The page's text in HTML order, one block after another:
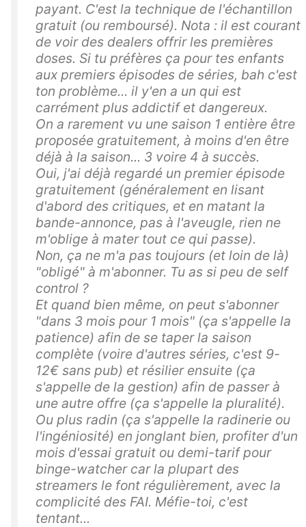
payant. C'est la technique de l'échantillon
gratuit (ou remboursé). Nota : il est courant
de voir des dealers offrir les premières
doses. Si tu préfères ça pour tes enfants
aux premiers épisodes de séries, bah c'est
ton problème... il y'en a un qui est
carrément plus addictif et dangereux.
On a rarement vu une saison 1 entière être
proposée gratuitement, à moins d'en être
déjà à la saison... 3 voire 4 à succès.
Oui, j'ai déjà regardé un premier épisode
gratuitement (généralement en lisant
d'abord des critiques, et en matant la
bande-annonce, pas à l'aveugle, rien ne
m'oblige à mater tout ce qui passe).
Non, ça ne m'a pas toujours (et loin de là)
"obligé" à m'abonner. Tu as si peu de self
control ?
Et quand bien même, on peut s'abonner
"dans 3 mois pour 1 mois" (ça s'appelle la
patience) afin de se taper la saison
complète (voire d'autres séries, c'est 9-
12€ sans pub) et résilier ensuite (ça
s'appelle de la gestion) afin de passer à
une autre offre (ça s'appelle la pluralité).
Ou plus radin (ça s'appelle la radinerie ou
l'ingéniosité) en jonglant bien, profiter d'un
mois d'essai gratuit ou demi-tarif pour
binge-watcher car la plupart des
streamers le font régulièrement, avec la
complicité des FAI. Méfie-toi, c'est
tentant...